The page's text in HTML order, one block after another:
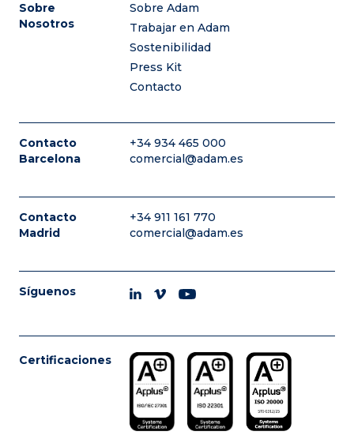
Sobre
Nosotros
Sobre Adam
Trabajar en Adam
Sostenibilidad
Press Kit
Contacto
Contacto
Barcelona
+34 934 465 000
comercial@adam.es
Contacto
Madrid
+34 911 161 770
comercial@adam.es
Síguenos
Certificaciones